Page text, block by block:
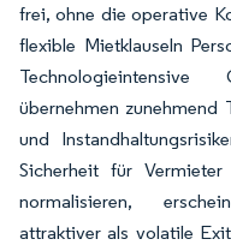
frei, ohne die operative
flexible Mietklauseln
übernehmen zunehmend
und
Sicherheit für
normalisieren,
attraktiver als volatile